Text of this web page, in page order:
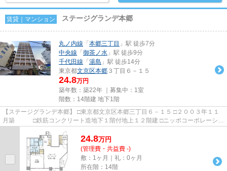
賃貸｜マンション ステージグランデ本郷
丸ノ内線 「 本郷三丁目 」駅 徒歩7分
中央線 「 御茶ノ水 」駅 徒歩9分
千代田線 「 湯島 」駅 徒歩14分
東京都文京区本郷 ３丁目６－１５
24.8万円
築年数：築22年 ｜募集中： 1室
階数：14階建 地下1階
【ステージグランデ本郷】 □東京都文京区本郷三丁目６－１５ □２００３年１１
月築 □鉄筋コンクリート造地下１階付地上１２階建 □ニッポコーポレーショ
24.8万円
(管理費・共益費 -)
敷：1ヶ月｜礼：0ヶ月
所在階：14階